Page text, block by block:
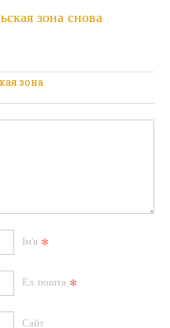
зона снова
зона
Ім'я *
Ел. пошта *
Сайт